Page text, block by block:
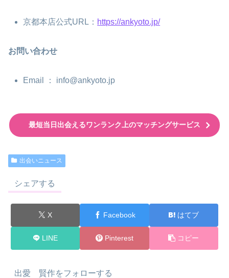
京都本店公式URL： https://ankyoto.jp/
お問い合わせ
Email ： info@ankyoto.jp
最短当日出会えるワンランク上のマッチングサービス
出会いニュース
シェアする
X Facebook はてブ
LINE Pinterest コピー
出愛 賢作をフォローする